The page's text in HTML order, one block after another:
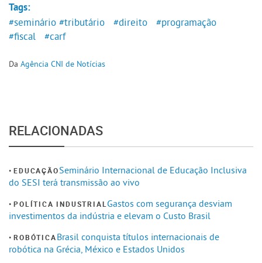
Tags:
#seminário #tributário #direito
#programação
#fiscal
#carf
Da Agência CNI de Notícias
RELACIONADAS
EDUCAÇÃOSeminário Internacional de Educação Inclusiva
do SESI terá transmissão ao vivo
POLÍTICA INDUSTRIALGastos com segurança desviam
investimentos da indústria e elevam o Custo Brasil
ROBÓTICABrasil conquista títulos internacionais de
robótica na Grécia, México e Estados Unidos